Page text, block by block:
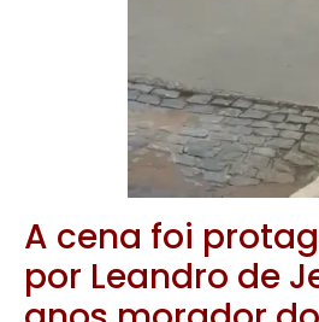
A cena foi
por Leandro de